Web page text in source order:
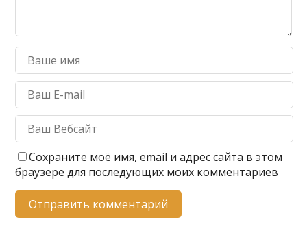
Сохраните моё имя, email и адрес сайта в этом
браузере для последующих моих комментариев